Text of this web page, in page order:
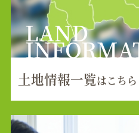
LAND
土地情報一覧はこちら